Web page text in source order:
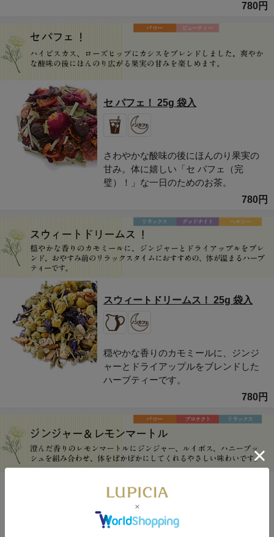
780円
セ パフェ！ 25g 袋入
さわやかな酸味の後にほんのり果実の
甘み。体に嬉しい「セ パフェ（完
璧）！」な一日のためのお茶。
780円
スウィートドリームス！ 25g 袋入
穏やかな香りのカモミールに、ジンジ
ャーとドライアップルをブレンドした
ハーブティーです。
780円
ジンジャー＆レモンマートル 50g 袋